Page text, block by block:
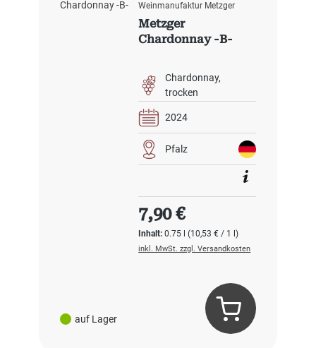
auf Lager
Weinmanufaktur Metzger
Metzger
Chardonnay -B-
Chardonnay
trocken
2024
Pfalz
Inhalt:0.75 l(10,53 € / 1 l)
Regulärer Preis:
7,90 €
inkl. MwSt. zzgl. Versandkosten